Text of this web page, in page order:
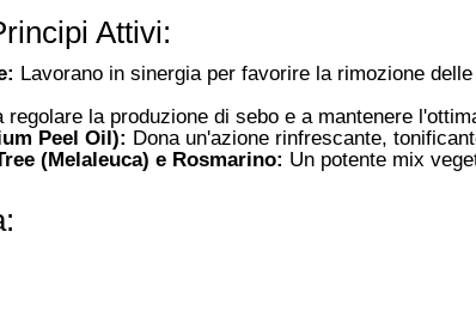
Attivi:
Lavorano in sinergia per favorire la rimozione
la produzione di sebo e a mantenere
Peel Oil): Dona un'azione rinfrescante,
(Melaleuca) e Rosmarino: Un potente mix